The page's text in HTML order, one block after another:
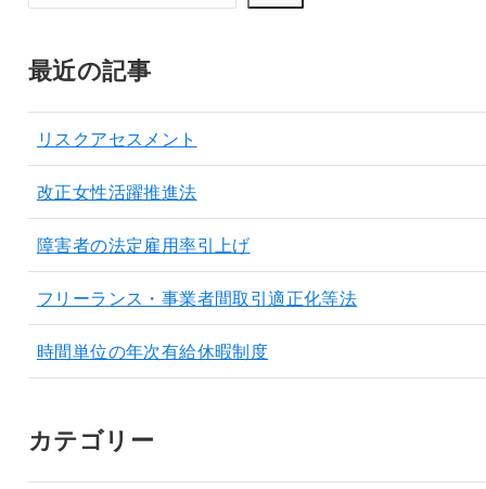
最近の記事
リスクアセスメント
改正女性活躍推進法
障害者の法定雇用率引上げ
フリーランス・事業者間取引適正化等法
時間単位の年次有給休暇制度
カテゴリー